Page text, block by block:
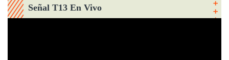
Señal T13 En Vivo